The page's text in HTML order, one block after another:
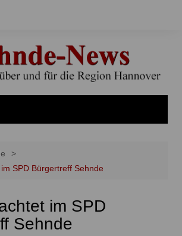
SPD Bürgertreff Sehnde
im SPD
Sehnde